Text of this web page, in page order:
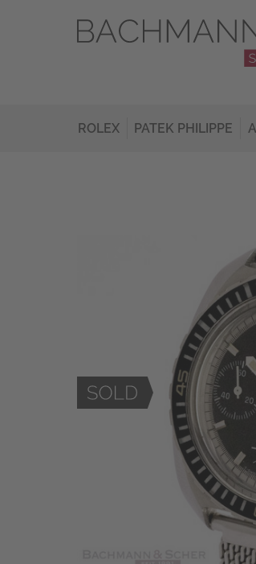
ROLEX PATEK PHILIPPE